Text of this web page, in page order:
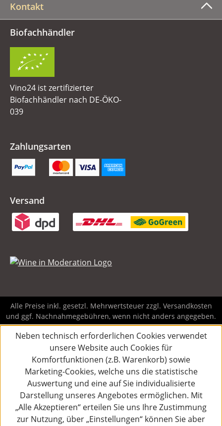
Kontakt
Biofachhändler
Vino24 ist zertifizierter
Biofachhändler nach DE-ÖKO-
039
Zahlungsarten
Versand
Alle Preise inkl. gesetzl. Mehrwertsteuer zzgl. Versandkosten
und ggf. Nachnahmegebühren, wenn nicht anders angegeben.
Neben technisch erforderlichen Cookies verwendet
unsere Website auch Cookies für
Komfortfunktionen (z.B. Warenkorb) sowie
Marketing-Cookies, welche uns die statistische
Auswertung und eine auf Sie individualisierte
Darstellung unseres Angebotes ermöglichen. Mit
„Alle Akzeptieren“ erteilen Sie uns Ihre Zustimmung
zur Nutzung, über „Einstellungen“ können Sie aber